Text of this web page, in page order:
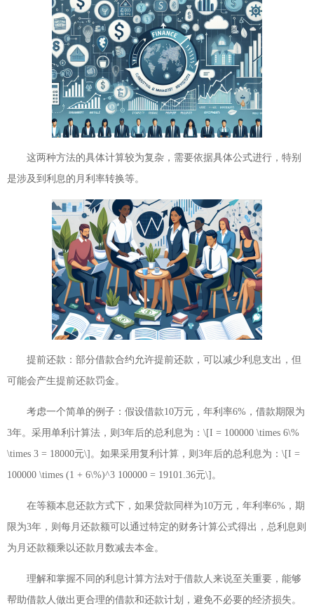
这两种方法的具体计算较为复杂，需要依据具体公式进行，特别
是涉及到利息的月利率转换等。
提前还款：部分借款合约允许提前还款，可以减少利息支出，但
可能会产生提前还款罚金。
考虑一个简单的例子：假设借款10万元，年利率6%，借款期限为
3年。采用单利计算法，则3年后的总利息为：\[I = 100000 \times 6\%
\times 3 = 18000元\]。如果采用复利计算，则3年后的总利息为：\[I =
100000 \times (1 + 6\%)^3 100000 = 19101.36元\]。
在等额本息还款方式下，如果贷款同样为10万元，年利率6%，期
限为3年，则每月还款额可以通过特定的财务计算公式得出，总利息则
为月还款额乘以还款月数减去本金。
理解和掌握不同的利息计算方法对于借款人来说至关重要，能够
帮助借款人做出更合理的借款和还款计划，避免不必要的经济损失。